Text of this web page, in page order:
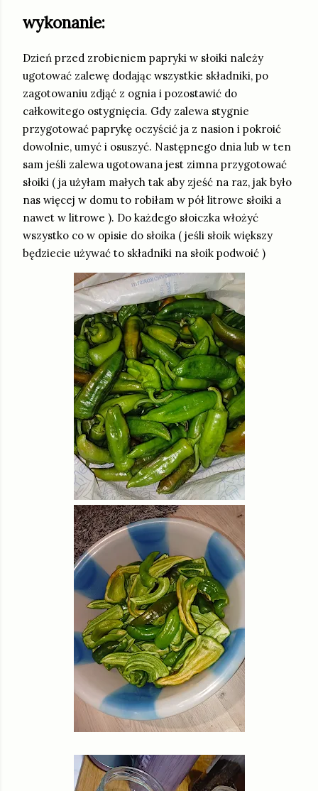
wykonanie:
Dzień przed zrobieniem papryki w słoiki należy
ugotować zalewę dodając wszystkie składniki, po
zagotowaniu zdjąć z ognia i pozostawić do
całkowitego ostygnięcia. Gdy zalewa stygnie
przygotować paprykę oczyścić ja z nasion i pokroić
dowolnie, umyć i osuszyć. Następnego dnia lub w ten
sam jeśli zalewa ugotowana jest zimna przygotować
słoiki ( ja użyłam małych tak aby zjeść na raz, jak było
nas więcej w domu to robiłam w pół litrowe słoiki a
nawet w litrowe ). Do każdego słoiczka włożyć
wszystko co w opisie do słoika ( jeśli słoik większy
będziecie używać to składniki na słoik podwoić )